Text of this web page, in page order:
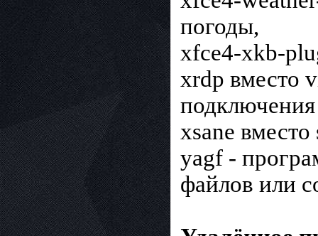
погоды,
xfce4-xkb-
xrdp вместо
xsane
yagf -
файлов или